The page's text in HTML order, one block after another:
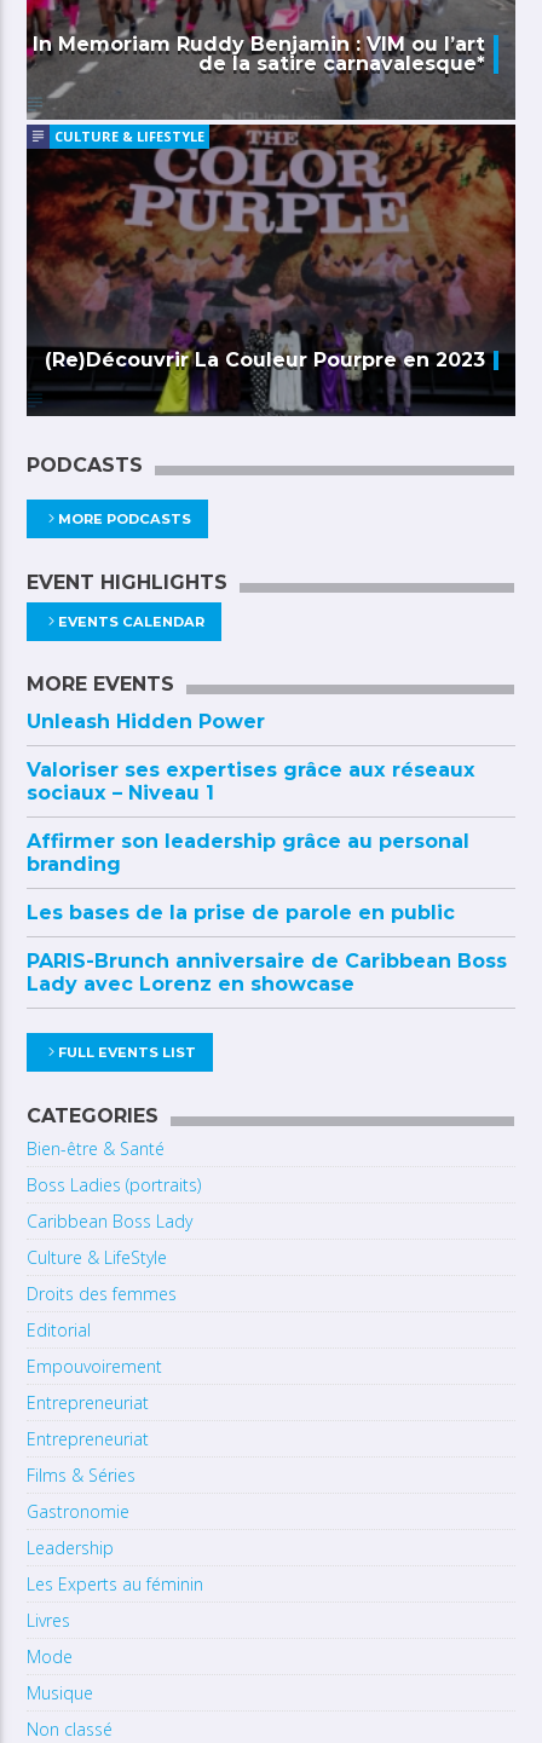
In Memoriam Ruddy Benjamin : VIM ou l’art
de la satire carnavalesque*
CULTURE & LIFESTYLE
(Re)Découvrir La Couleur Pourpre en 2023
PODCASTS
MORE PODCASTS
EVENT HIGHLIGHTS
EVENTS CALENDAR
MORE EVENTS
Unleash Hidden Power
Valoriser ses expertises grâce aux réseaux
sociaux – Niveau 1
Affirmer son leadership grâce au personal
branding
Les bases de la prise de parole en public
PARIS-Brunch anniversaire de Caribbean Boss
Lady avec Lorenz en showcase
FULL EVENTS LIST
CATEGORIES
Bien-être & Santé
Boss Ladies (portraits)
Caribbean Boss Lady
Culture & LifeStyle
Droits des femmes
Editorial
Empouvoirement
Entrepreneuriat
Entrepreneuriat
Films & Séries
Gastronomie
Leadership
Les Experts au féminin
Livres
Mode
Musique
Non classé